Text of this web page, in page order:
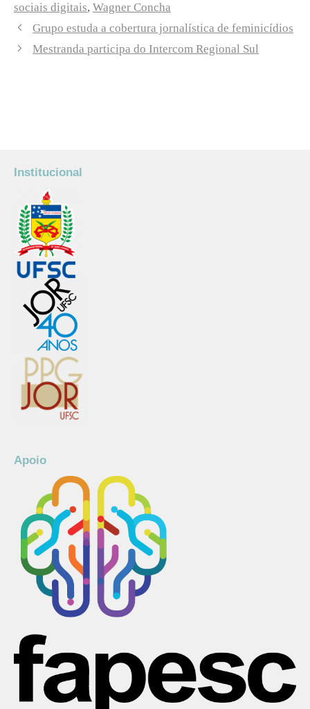
sociais digitais, Wagner Concha
Grupo estuda a cobertura jornalística de feminicídios
Mestranda participa do Intercom Regional Sul
Institucional
Apoio